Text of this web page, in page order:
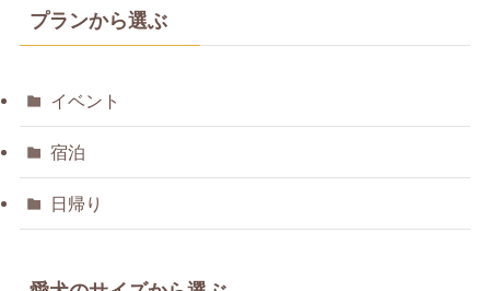
プランから選ぶ
イベント
宿泊
日帰り